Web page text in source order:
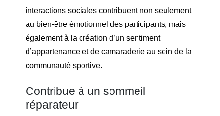
interactions sociales contribuent non seulement
au bien-être émotionnel des participants, mais
également à la création d’un sentiment
d’appartenance et de camaraderie au sein de la
communauté sportive.
Contribue à un sommeil
réparateur